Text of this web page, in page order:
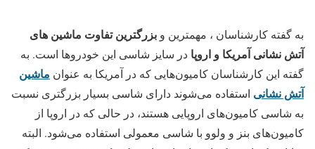
به گفته کارشناسان ، مهمترین و بزرگترین تفاوت ماشین های
آتش نشانی آمریکا و اروپا در سایز شاسی این خودروها است. به
گفته این کارشناسان کامیون‌هایی که در آمریکا به عنوان ماشین
آتش نشانی استفاده می‌شوند دارای شاسی بسیار بزرگتری نسبت
به شاسی کامیون‌های اروپایی هستند، در حالی که در اروپا از
کامیون‌های بنز و ولوو با شاسی معمولی استفاده می‌شود. البته